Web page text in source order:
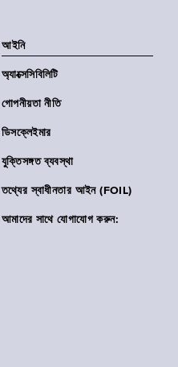
আইনি
অ্যাক্সেসিবিলিটি
গোপনীয়তা নীতি
ডিসক্লেইমার
যুক্তিসঙ্গত ব্যবস্থা
তথ্যের স্বাধীনতার আইন (FOIL)
আমাদের সাথে যোগাযোগ করুন: